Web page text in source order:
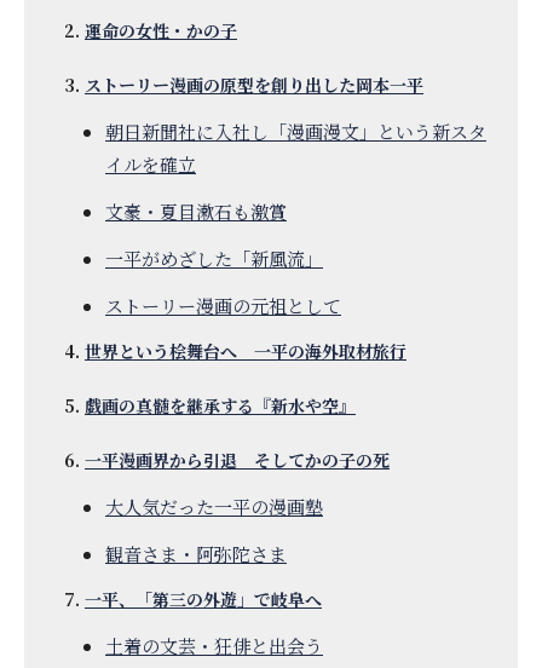
運命の女性・かの子
ストーリー漫画の原型を創り出した岡本一平
朝日新聞社に入社し「漫画漫文」という新スタ
イルを確立
文豪・夏目漱石も激賞
一平がめざした「新風流」
ストーリー漫画の元祖として
世界という桧舞台へ 一平の海外取材旅行
戯画の真髄を継承する『新水や空』
一平漫画界から引退 そしてかの子の死
大人気だった一平の漫画塾
観音さま・阿弥陀さま
一平、「第三の外遊」で岐阜へ
土着の文芸・狂俳と出会う